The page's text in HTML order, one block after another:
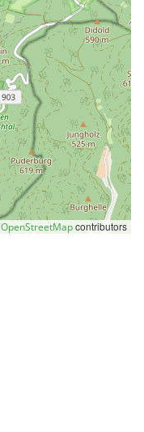
OpenStreetMapcontributors